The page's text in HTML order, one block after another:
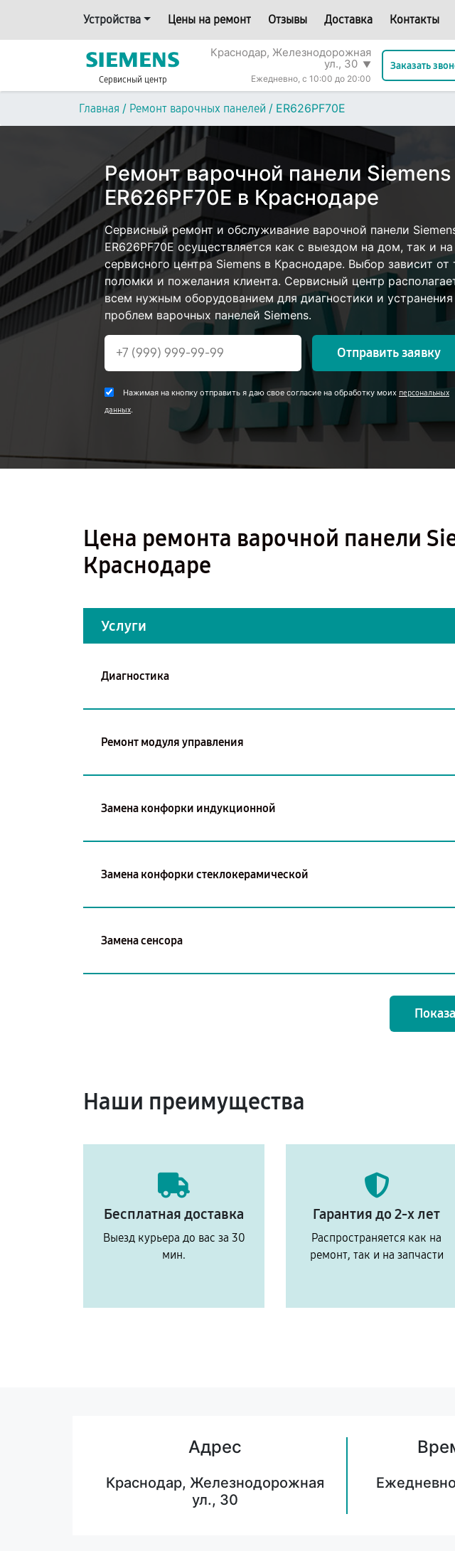
Устройства Цены на ремонт Отзывы Доставка Контакты
Сервисный центр
Краснодар, Железнодорожная
ул., 30 ▼
Ежедневно, с 10:00 до 20:00
Заказать
Главная / Ремонт варочных панелей / ER626PF70E
Ремонт варочной панели Siemens
ER626PF70E в Краснодаре
Сервисный ремонт и обслуживание варочной панели
ER626PF70E осуществляется как с выездом на дом, так и на
сервисного центра Siemens в Краснодаре. Выбор зависит от
поломки и пожелания клиента. Сервисный центр
всем нужным оборудованием для диагностики и устранения
проблем варочных панелей Siemens.
Отправить заявку
Нажимая на кнопку отправить я даю свое согласие на обработку моих персональных
данных.
Цена ремонта варочной панели
Краснодаре
Услуги
Диагностика
Ремонт модуля управления
Замена конфорки индукционной
Замена конфорки стеклокерамической
Замена сенсора
Наши преимущества
Бесплатная доставка
Выезд курьера до вас за 30
мин.
Гарантия до 2-х лет
Распространяется как на
ремонт, так и на запчасти
Адрес
Краснодар, Железнодорожная
ул., 30